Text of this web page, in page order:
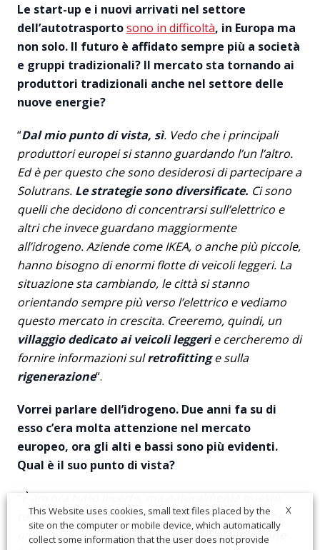
Le start-up e i nuovi arrivati nel settore
dell’autotrasportosono in difficoltà, in Europa ma
non solo. Il futuro è affidato sempre più a società
e gruppi tradizionali? Il mercato sta tornando ai
produttori tradizionali anche nel settore delle
nuove energie?
“Dal mio punto di vista, sì. Vedo che i principali
produttori europei si stanno guardando l’un l’altro.
Ed è per questo che sono desiderosi di partecipare a
Solutrans. Le strategie sono diversificate. Ci sono
quelli che decidono di concentrarsi sull’elettrico e
altri che invece guardano maggiormente
all’idrogeno. Aziende come IKEA, o anche più piccole,
hanno bisogno di enormi flotte di veicoli leggeri. La
situazione sta cambiando, le città si stanno
orientando sempre più verso l’elettrico e vediamo
questo mercato in crescita. Creeremo, quindi, un
villaggio dedicato ai veicoli leggerie cercheremo di
fornire informazioni sulretrofittinge sulla
rigenerazione“.
Vorrei parlare dell’idrogeno. Due anni fa su di
esso c’era molta attenzione nel mercato
europeo, ora gli alti e bassi sono più evidenti.
Qual è il suo punto di vista?
È ancora tutto incerto, ma naturalmente questo
tema farà parte della conferenza. Abbiamo anche
una novità: ilvillaggio allestito dall’associazione
X
This Website uses cookies, small text files placed by the
site on the computer or mobile device, which automatically
collect some information that the user does not provide